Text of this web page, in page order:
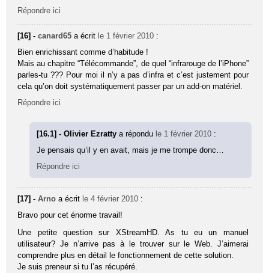
Répondre ici
[16] -canard65 a écrit le 1 février 2010 :
Bien enrichissant comme d’habitude !
Mais au chapitre “Télécommande”, de quel “infrarouge de l’iPhone”
parles-tu ??? Pour moi il n’y a pas d’infra et c’est justement pour
cela qu’on doit systématiquement passer par un add-on matériel.
Répondre ici
[16.1] - Olivier Ezrattya répondu le 1 février 2010 :
Je pensais qu’il y en avait, mais je me trompe donc…
Répondre ici
[17] -Arno a écrit le 4 février 2010 :
Bravo pour cet énorme travail!
Une petite question sur XStreamHD. As tu eu un manuel
utilisateur? Je n’arrive pas à le trouver sur le Web. J’aimerai
comprendre plus en détail le fonctionnement de cette solution.
Je suis preneur si tu l’as récupéré.